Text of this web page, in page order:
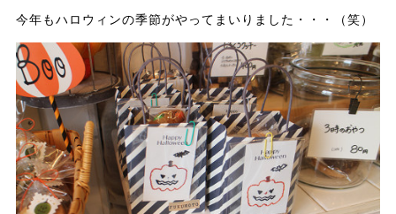
今年もハロウィンの季節がやってまいりました・・・（笑）